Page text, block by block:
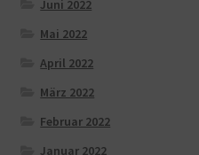
Juni 2022
Mai 2022
April 2022
März 2022
Februar 2022
Januar 2022